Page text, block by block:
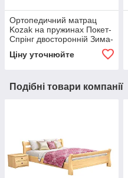
Ортопедичний матрац
Kozak на пружинах Покет-
Спрінг двосторонній Зима-
Ціну уточнюйте
Подібні товари компанії